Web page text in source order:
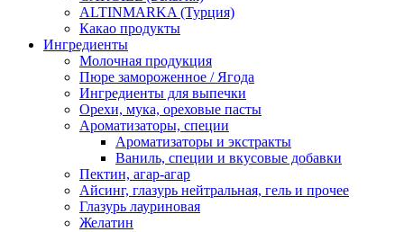
ALTINMARKA (Турция)
Какао продукты
Ингредиенты
Молочная продукция
Пюре замороженное / Ягода
Ингредиенты для выпечки
Орехи, мука, ореховые пасты
Ароматизаторы, специи
Ароматизаторы и экстракты
Ваниль, специи и вкусовые добавки
Пектин, агар-агар
Айсинг, глазурь нейтральная, гель и прочее
Глазурь лауриновая
Желатин